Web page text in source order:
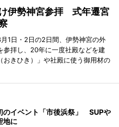
伊勢神宮参拝 式年遷宮
1日・2日の2日間、伊勢神宮の外
参拝し、20年に一度社殿などを建
きひき）」や社殿に使う御用材の
のイベント「市後浜祭」 SUPや
地に